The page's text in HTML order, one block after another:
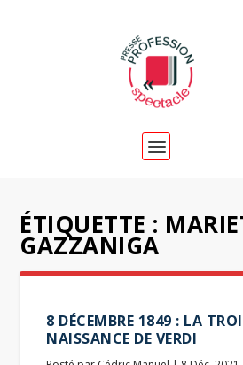
ÉTIQUETTE :
GAZZANIGA
8 DÉCEMBRE 1849 : LA
NAISSANCE DE VERDI